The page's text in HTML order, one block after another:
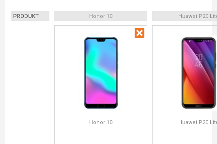
PRODUKT Honor 10 Huawei P20
Honor 10 Huawei P20